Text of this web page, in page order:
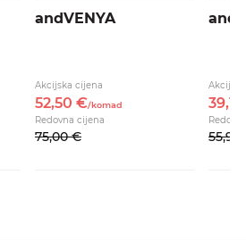
andVENYA
Akcijska cijena
52,50 €/komad
Redovna cijena
75,00 €
39,13
55,90